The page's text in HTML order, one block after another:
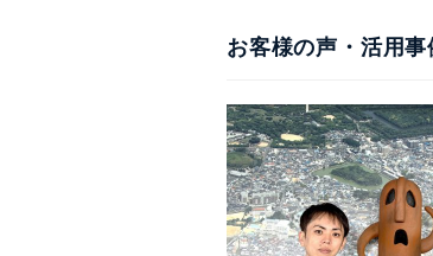
お客様の声・活用事